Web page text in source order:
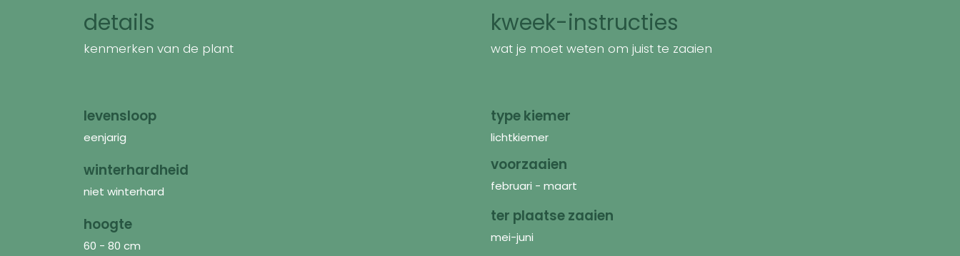
details
kenmerken van de plant
levensloop
eenjarig
winterhardheid
niet winterhard
hoogte
60 - 80 cm
kweek-instructies
wat je moet weten om juist te zaaien
type kiemer
lichtkiemer
voorzaaien
februari - maart
ter plaatse zaaien
mei-juni